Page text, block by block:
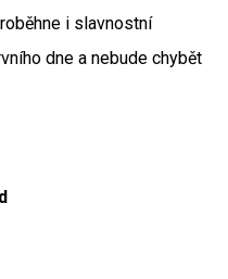
i slavnostní
dne a nebude chybět